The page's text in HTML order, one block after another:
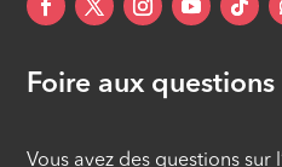
Foire aux questions
Vous avez des questions sur